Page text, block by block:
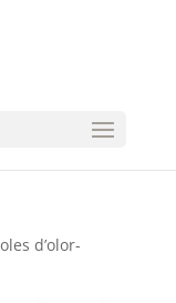
d’olor-